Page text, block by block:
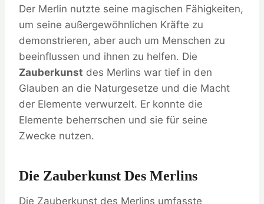
Der Merlin nutzte seine magischen Fähigkeiten,
um seine außergewöhnlichen Kräfte zu
demonstrieren, aber auch um Menschen zu
beeinflussen und ihnen zu helfen. Die
Zauberkunst des Merlins war tief in den
Glauben an die Naturgesetze und die Macht
der Elemente verwurzelt. Er konnte die
Elemente beherrschen und sie für seine
Zwecke nutzen.
Die Zauberkunst Des Merlins
Die Zauberkunst des Merlins umfasste